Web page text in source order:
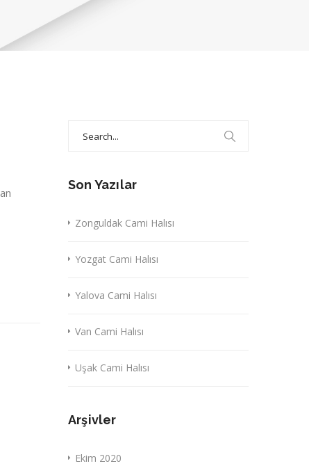
Son Yazılar
Zonguldak Cami Halısı
Yozgat Cami Halısı
Yalova Cami Halısı
Van Cami Halısı
Uşak Cami Halısı
Arşivler
Ekim 2020